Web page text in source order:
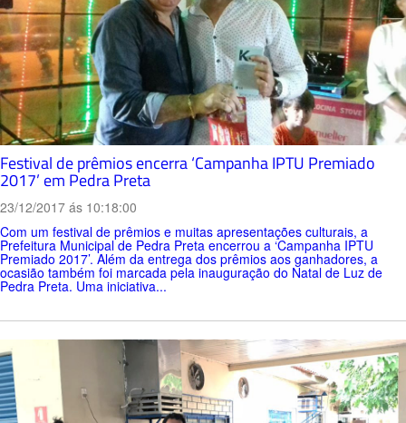
Festival de prêmios encerra ‘Campanha IPTU Premiado
2017’ em Pedra Preta
23/12/2017 ás 10:18:00
Com um festival de prêmios e muitas apresentações culturais, a
Prefeitura Municipal de Pedra Preta encerrou a ‘Campanha IPTU
Premiado 2017’. Além da entrega dos prêmios aos ganhadores, a
ocasião também foi marcada pela inauguração do Natal de Luz de
Pedra Preta. Uma iniciativa...